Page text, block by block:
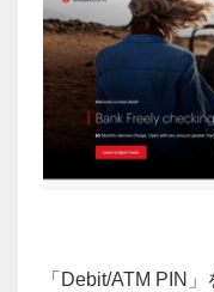
「Debit/ATM PIN